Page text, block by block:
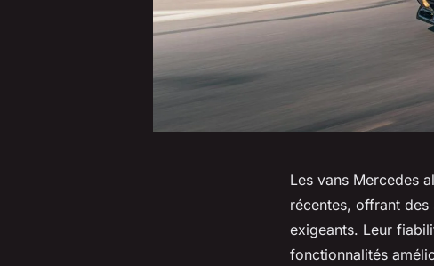
Les vans Mercedes
récentes, offrant
exigeants. Leur
fonctionnalités